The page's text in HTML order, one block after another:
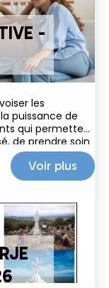
-
les
puissance de
qui permettent
de prendre soin
Voir plus